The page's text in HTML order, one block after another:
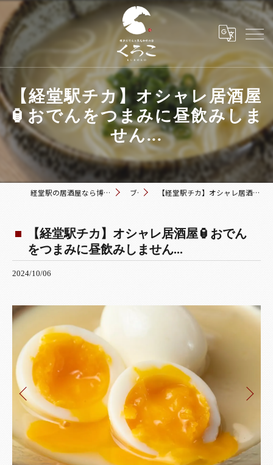
【経堂駅チカ】オシャレ居酒屋
🏮おでんをつまみに昼飲みしま
せん...
経堂駅の居酒屋なら博多おでんと黒毛和牛の店 くろこ ブログ 【経堂駅チカ】オシャレ居酒屋🏮おでんをつまみに昼飲みしません...
【経堂駅チカ】オシャレ居酒屋🏮おでん
をつまみに昼飲みしません...
2024/10/06